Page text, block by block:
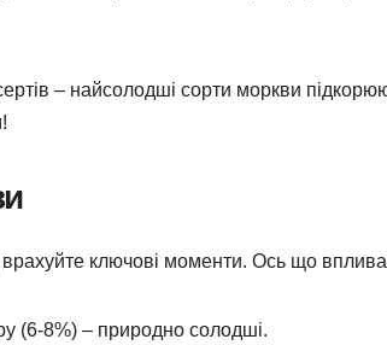
– найсолодші сорти моркви
ключові моменти. Ось що
(6-8%) – природно солодші.